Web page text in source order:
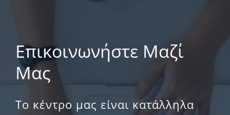
Επικοινωνήστε Μαζί
Μας
Το κέντρο μας είναι κατάλληλα